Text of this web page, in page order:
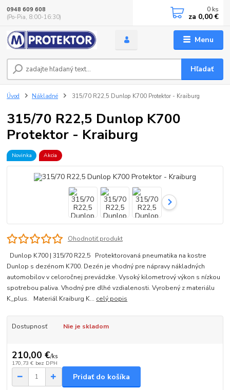
Menu
Hľadať
0948 609 608
(Po-Pia, 8:00-16:30)
0 ks
za 0,00 €
Úvod Nákladné 315/70 R22,5 Dunlop K700 Protektor - Kraiburg
315/70 R22,5 Dunlop K700
Protektor - Kraiburg
Novinka Akcia
Ohodnotiť produkt
Dunlop K700 | 315/70 R22,5 Protektorovaná pneumatika na kostre
Dunlop s dezénom K700. Dezén je vhodný pre nápravy nákladných
automobilov v celoročnej prevádzke. Vysoký kilometrový výkon s nízkou
spotrebou paliva. Vhodný pre dlhé vzdialenosti. Vyrobený z materiálu
K_plus. Materiál Kraiburg K... celý popis
Dostupnosť Nie je skladom
210,00 €/ks
170,73 € bez DPH
Pridať do košíka